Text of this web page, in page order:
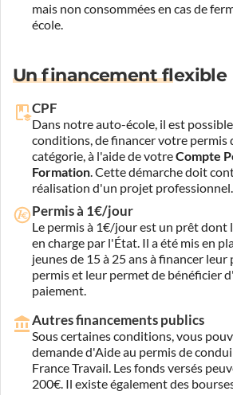
mais non consommées en cas de
école.
Un financement flexible
CPF
Dans notre auto-école, il est
conditions, de financer votre permis
catégorie, à l'aide de votreCompte
Formation. Cette démarche doit
réalisation d'un projet professionnel.
Permis à 1€/jour
Le permis à 1€/jour est un prêt dont
en charge par l'État. Il a été mis en
jeunes de 15 à 25 ans à financer
permis et leur permet de bénéficier
paiement.
Autres financements publics
Sous certaines conditions, vous
demande d'Aide au permis de
France Travail. Les fonds versés
200€. Il existe également des